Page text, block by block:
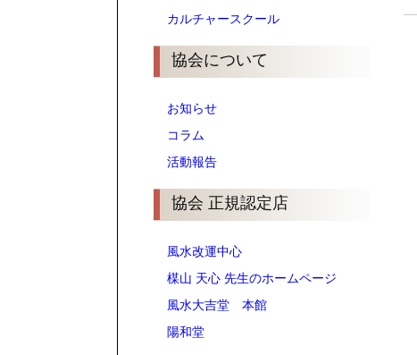
カルチャースクール
協会について
お知らせ
コラム
活動報告
協会 正規認定店
風水改運中心
楳山 天心 先生のホームページ
風水大吉堂 本館
陽和堂